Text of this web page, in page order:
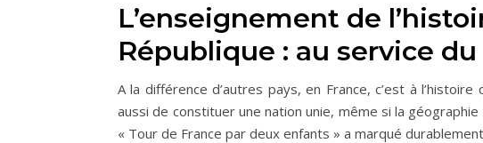
L’enseignement de
République : au service
A la différence d’autres pays, en France, c’est à
aussi de constituer une nation unie, même si la
« Tour de France par deux enfants » a marqué